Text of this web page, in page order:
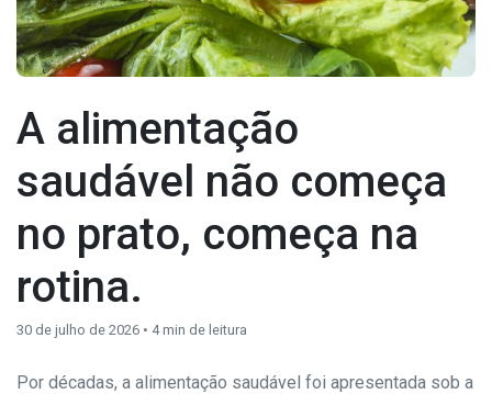
A alimentação
saudável não começa
no prato, começa na
rotina.
30 de julho de 2026 • 4 min de leitura
Por décadas, a alimentação saudável foi apresentada sob a
28 de julho de 2026 •